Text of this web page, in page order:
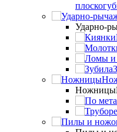
Ударно-
Ножницы